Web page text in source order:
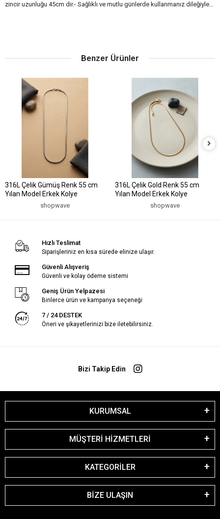
zincir uzunluğu 45cm dir.- Sağlıklı ve mutlu günlerde kullanmanız dileğiyle…
Benzer Ürünler
316L Çelik Gümüş Renk 55 cm
Yılan Model Erkek Kolye
shopwave
316L Çelik Gold Renk 55 cm
Yılan Model Erkek Kolye
shopwave
Hızlı Teslimat
Siparişleriniz en kısa sürede elinize ulaşır.
Güvenli Alışveriş
Güvenli ve kolay ödeme sistemi
Geniş Ürün Yelpazesi
Binlerce ürün ve kampanya seçeneği
7 / 24 DESTEK
Öneri ve şikayetlerinizi bize iletebilirsiniz.
Bizi Takip Edin
KURUMSAL
MÜŞTERİ HİZMETLERİ
KATEGORİLER
BİZE ULAŞIN